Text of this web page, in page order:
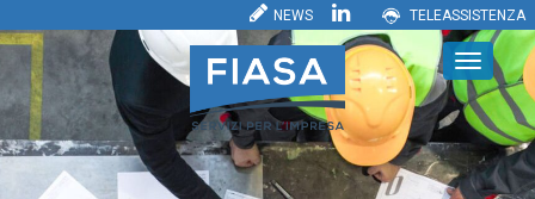
NEWS TELEASSISTENZA